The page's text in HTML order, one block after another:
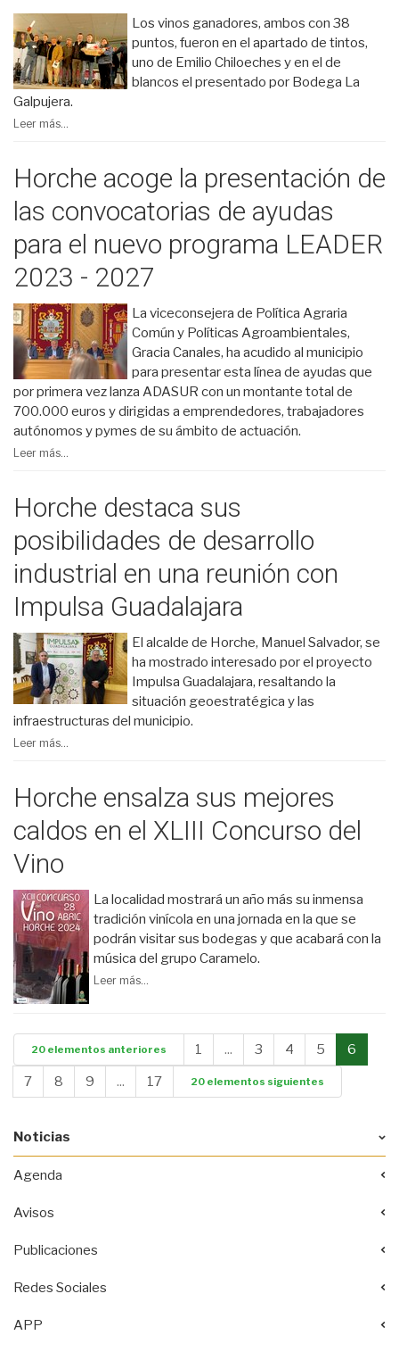
Los vinos ganadores, ambos con 38
puntos, fueron en el apartado de tintos,
uno de Emilio Chiloeches y en el de
blancos el presentado por Bodega La
Galpujera.
Leer más...
Horche acoge la presentación de
las convocatorias de ayudas
para el nuevo programa LEADER
2023 - 2027
La viceconsejera de Política Agraria
Común y Políticas Agroambientales,
Gracia Canales, ha acudido al municipio
para presentar esta línea de ayudas que
por primera vez lanza ADASUR con un montante total de
700.000 euros y dirigidas a emprendedores, trabajadores
autónomos y pymes de su ámbito de actuación.
Leer más...
Horche destaca sus
posibilidades de desarrollo
industrial en una reunión con
Impulsa Guadalajara
El alcalde de Horche, Manuel Salvador, se
ha mostrado interesado por el proyecto
Impulsa Guadalajara, resaltando la
situación geoestratégica y las
infraestructuras del municipio.
Leer más...
Horche ensalza sus mejores
caldos en el XLIII Concurso del
Vino
La localidad mostrará un año más su inmensa
tradición vinícola en una jornada en la que se
podrán visitar sus bodegas y que acabará con la
música del grupo Caramelo.
Leer más...
20 elementos anteriores 1 ... 3 4 5
6
7
8 9 ... 17 20 elementos siguientes
Noticias
Agenda
Avisos
Publicaciones
Redes Sociales
APP